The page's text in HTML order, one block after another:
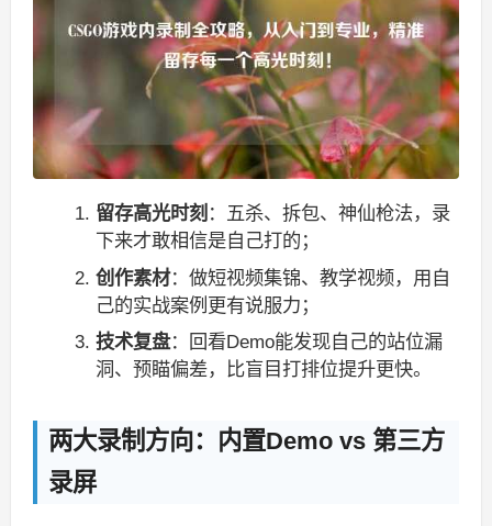
留存高光时刻 ：五杀、拆包、神仙枪法，录
下来才敢相信是自己打的；
创作素材：做短视频集锦、教学视频，用自
己的实战案例更有说服力；
技术复盘：回看Demo能发现自己的站位漏
洞、预瞄偏差，比盲目打排位提升更快。
两大录制方向：内置Demo vs 第三方
录屏